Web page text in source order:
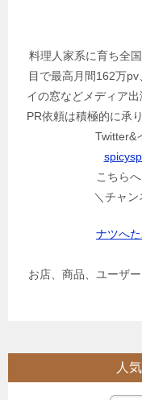
料理人家系に育ち全
目で最高月間162万
イの窓などメディア
PR依頼は積極的に承
Twitter&
こちら
＼チャ
ナツへ
お店、商品、ユーザ
人